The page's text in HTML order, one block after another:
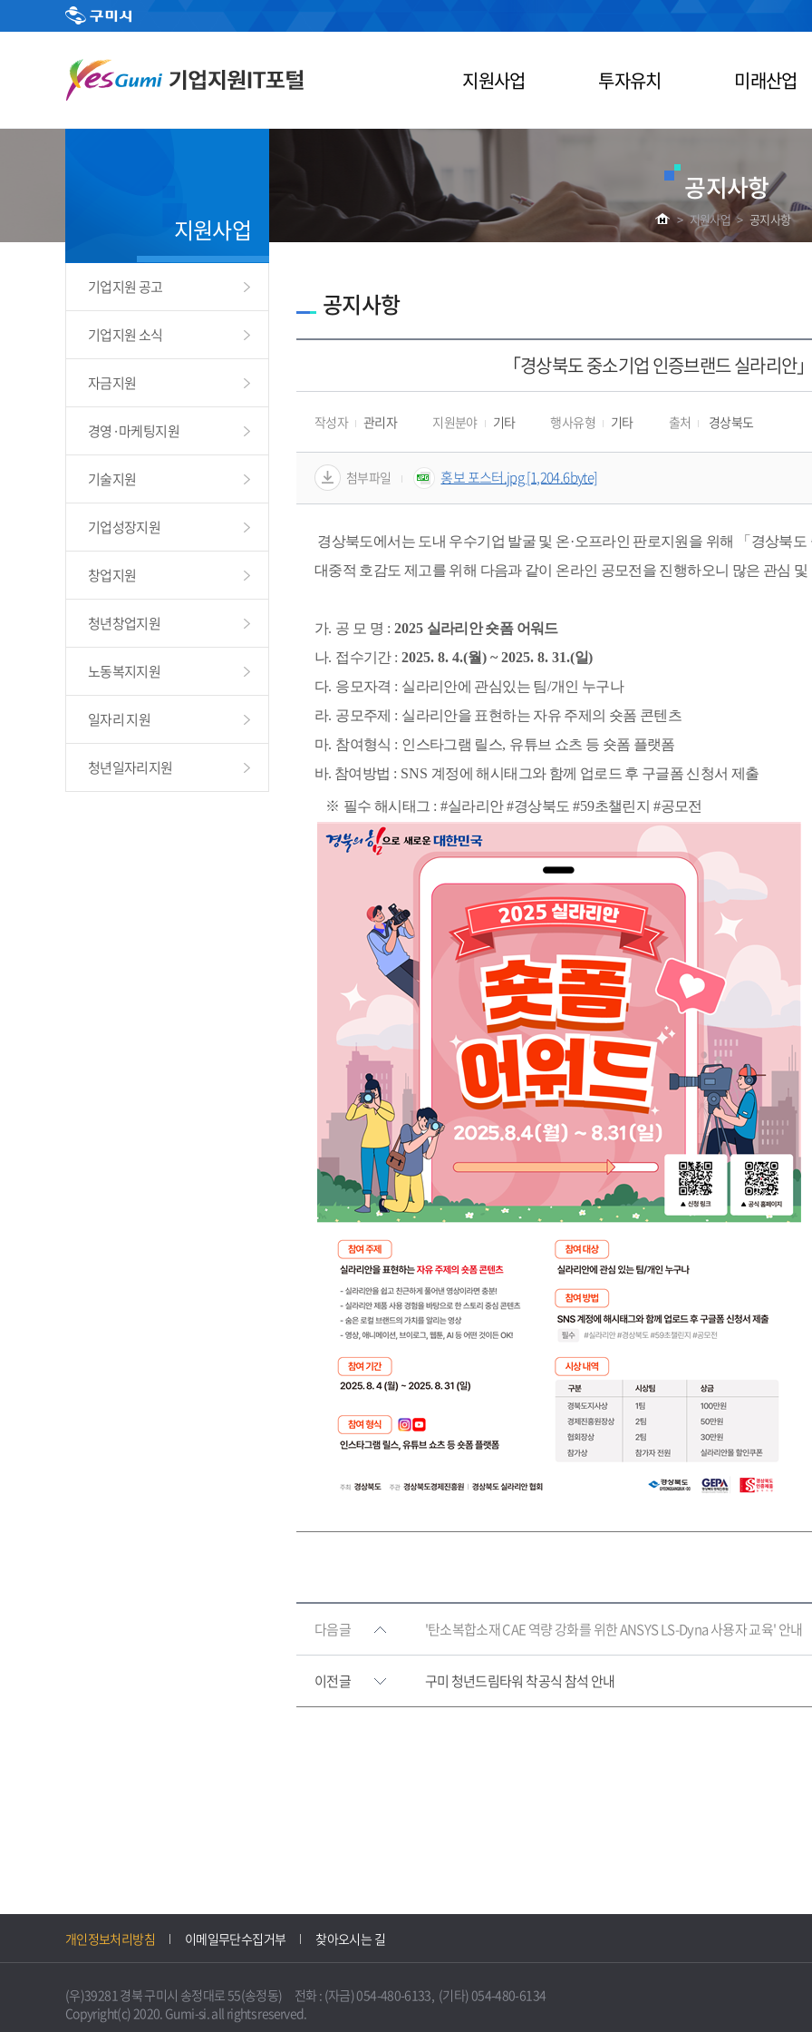
지원사업 투자유치 미래산업
공지사항
> 지원사업 > 공지사항
지원사업
기업지원 공고
기업지원 소식
자금지원
경영·마케팅지원
기술지원
기업성장지원
창업지원
청년창업지원
노동복지지원
일자리 지원
청년일자리지원
공지사항
「경상북도 중소기업 인증브랜드 실라리안
작성자 관리자 지원분야 기타 행사유형 기타 출처 경상북도
첨부파일 홍보 포스터.jpg [1,204.6byte]
경상북도에서는 도내 우수기업 발굴 및 온·오프라인 판로지원을 위해 「 경상북도
대중적 호감도 제고를 위해 다음과 같이 온라인 공모전을 진행하오니 많은 관심
가. 공 모 명 : 2025 실라리안 숏폼 어워드
나. 접수기간 : 2025. 8. 4.(월) ~ 2025. 8. 31.(일)
다. 응모자격 : 실라리안에 관심있는 팀/개인 누구나
라. 공모주제 : 실라리안을 표현하는 자유 주제의 숏폼 콘텐츠
마. 참여형식 : 인스타그램 릴스, 유튜브 쇼츠 등 숏폼 플랫폼
바. 참여방법 : SNS 계정에 해시태그와 함께 업로드 후 구글폼 신청서 제출
※ 필수 해시태그 : #실라리안 #경상북도 #59초챌린지 #공모전
다음글 '탄소복합소재 CAE 역량 강화를 위한 ANSYS LS-Dyna 사용자 교육' 안내
이전글 구미 청년드림타워 착공식 참석 안내
개인정보처리방침 이메일무단수집거부 찾아오시는 길
(우)39281 경북 구미시 송정대로 55(송정동) 전화 : (자금) 054-480-6133, (기타) 054-480-6134
Copyright(c) 2020. Gumi-si. all rights reserved.